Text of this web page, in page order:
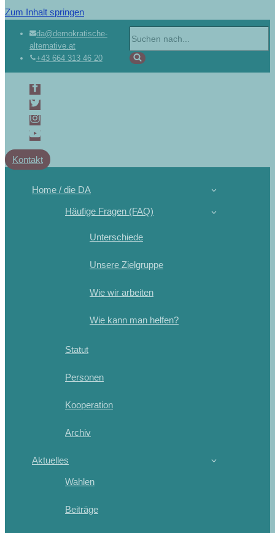
Zum Inhalt springen
da@demokratische-
alternative.at
+43 664 313 46 20
Kontakt
Home / die DA
Häufige Fragen (FAQ)
Unterschiede
Unsere Zielgruppe
Wie wir arbeiten
Wie kann man helfen?
Statut
Personen
Kooperation
Archiv
Aktuelles
Wahlen
Beiträge